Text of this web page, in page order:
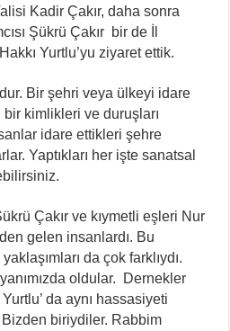
Kadir Çakır, daha sonra
Şükrü Çakır bir de İl
Yurtlu’yu ziyaret ettik.
Bir şehri veya ülkeyi idare
kimlikleri ve duruşları
idare ettikleri şehre
Yaptıkları her işte sanatsal
Çakır ve kıymetli eşleri Nur
gelen insanlardı. Bu
da çok farklıydı.
oldular. Dernekler
da aynı hassasiyeti
biriydiler. Rabbim